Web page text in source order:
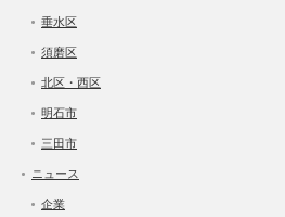
垂水区
須磨区
北区・西区
明石市
三田市
ニュース
企業